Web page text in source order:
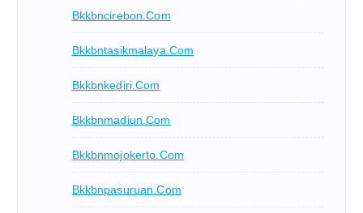
Bkkbncirebon.com
Bkkbntasikmalaya.com
Bkkbnkediri.com
Bkkbnmadiun.com
Bkkbnmojokerto.com
Bkkbnpasuruan.com